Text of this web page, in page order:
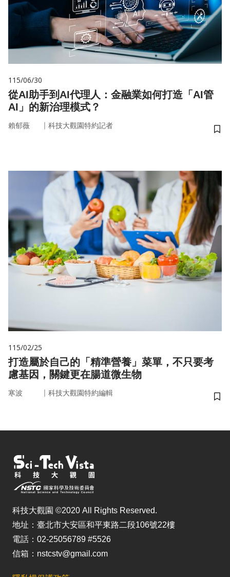
115/06/30
從AI助手到AI代理人：金融業如何打造「AI管
AI」的新治理模式？
賴郁薇 ｜ 科技大觀園特約記者
儲
115/02/25
打造屬於自己的「精準營養」菜單，不只要考
慮基因，關鍵更在腸道微生物
寒波 ｜ 科技大觀園特約編輯
儲
科技大觀園 ©2020 All Rights Reserved.
地址：臺北市大安區和平東路二段106號22樓
電話：02-25056789 #5526
信箱：nstcstv@gmail.com